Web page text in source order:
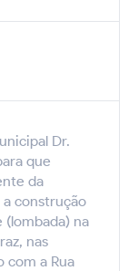
Dr.
que
da
construção
na
nas
com a Rua